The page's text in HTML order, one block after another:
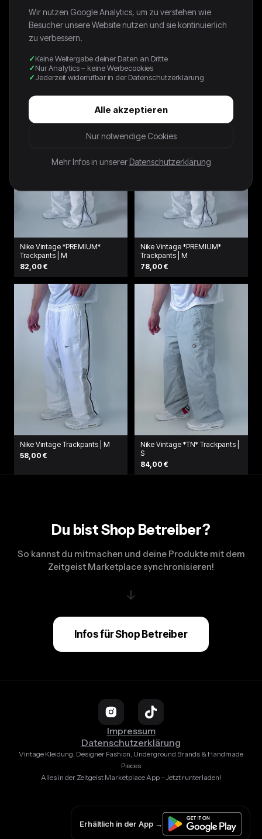
Trackpants | XS
64,00 €
64,00 €
Nike Vintage *PREMIUM*
Trackpants | M
82,00 €
Nike Vintage *PREMIUM*
Trackpants | M
78,00 €
Nike Vintage Trackpants | M
58,00 €
Nike Vintage *TN* Trackpants |
S
84,00 €
Du bist Shop Betreiber?
So kannst du mitmachen und deine Produkte mit dem
Zeitgeist Marketplace synchronisieren!
↓
Infos für Shop Betreiber
Impressum
Datenschutzerklärung
Vintage Kleidung, Designer Fashion, Underground Brands & Handmade
Pieces
Alles in der Zeitgeist Marketplace App – Jetzt runterladen!
Erhältlich in der App →
Wir nutzen Google Analytics, um zu verstehen wie
Besucher unsere Website nutzen und sie kontinuierlich
zu verbessern.
Keine Weitergabe deiner Daten an Dritte
Nur Analytics – keine Werbecookies
Jederzeit widerrufbar in der Datenschutzerklärung
Alle akzeptieren
Nur notwendige Cookies
Mehr Infos in unserer Datenschutzerklärung